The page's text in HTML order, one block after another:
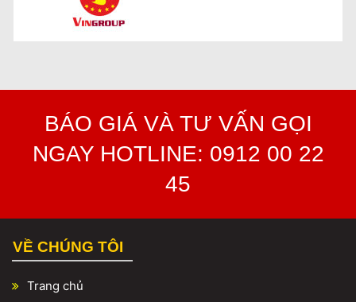
BÁO GIÁ VÀ TƯ VẤN GỌI
NGAY HOTLINE: 0912 00 22
45
VỀ CHÚNG TÔI
Trang chủ